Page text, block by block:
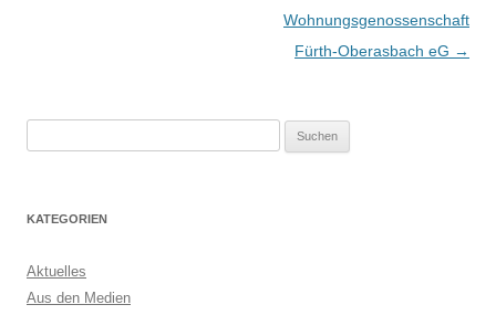
Wohnungsgenossenschaft
Fürth-Oberasbach eG →
KATEGORIEN
Aktuelles
Aus den Medien